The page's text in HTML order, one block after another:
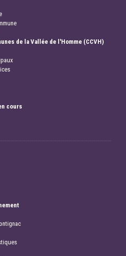
de la Vallée de l'Homme (CCVH)
cours